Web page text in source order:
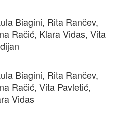
Biagini, Rita Rančev,
Račić, Klara Vidas, Vita
Biagini, Rita Rančev,
Račić, Vita Pavletić,
Vidas